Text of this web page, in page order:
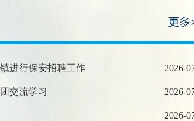
进行保安招聘工作 2026-
交流学习 2026-
2026-